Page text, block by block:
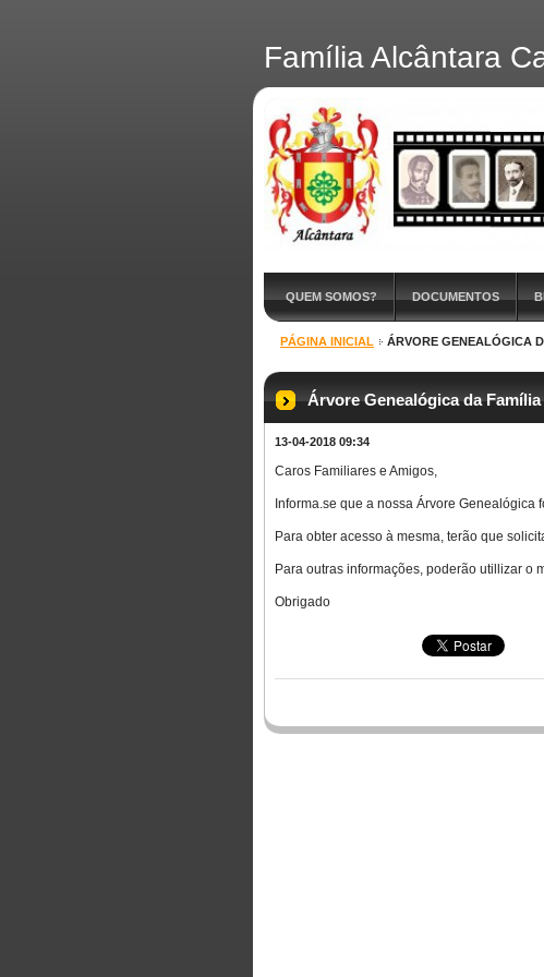
Família Alcântara
QUEM SOMOS? DOCUMENTOS
PÁGINA INICIAL ÁRVORE GENEALÓGICA
Árvore Genealógica da Família
13-04-2018 09:34
Caros Familiares e Amigos,
Informa.se que a nossa Árvore
Para obter acesso à mesma, terão que
Para outras informações, poderão utillizar o
Obrigado